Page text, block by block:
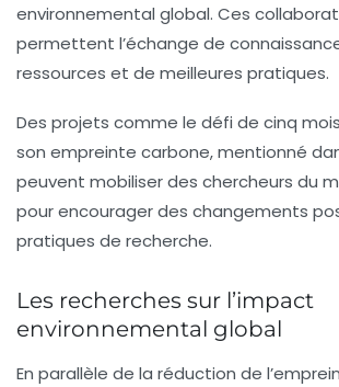
environnemental global. Ces
permettent l’échange de
ressources et de meilleures pratiques.
Des projets comme le défi de cinq
son empreinte carbone, mentionné
peuvent mobiliser des chercheurs du
pour encourager des changements
pratiques de recherche.
Les recherches sur l’impact
environnemental global
En parallèle de la réduction de